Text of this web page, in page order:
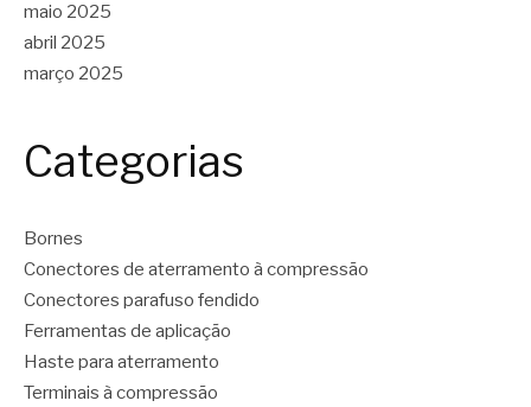
maio 2025
abril 2025
março 2025
Categorias
Bornes
Conectores de aterramento à compressão
Conectores parafuso fendido
Ferramentas de aplicação
Haste para aterramento
Terminais à compressão